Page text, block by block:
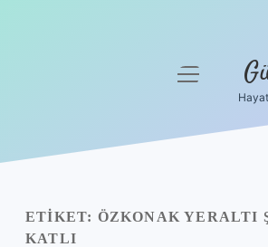
Yasal Uyarı
menüyü
ETIKET: ÖZKONAK YERALTI
KATLI